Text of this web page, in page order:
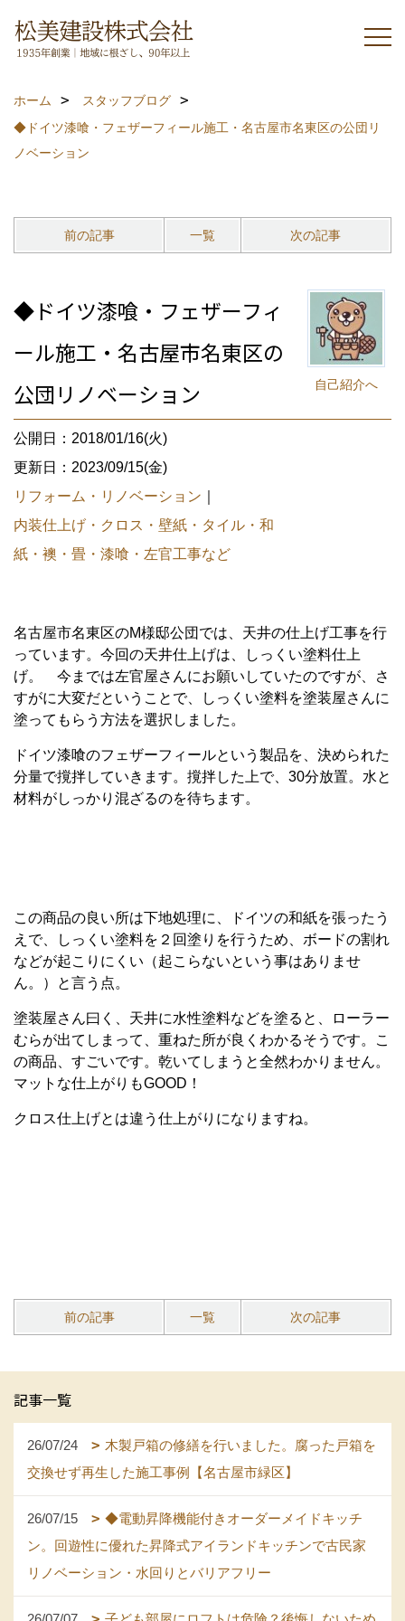
ホーム
スタッフブログ
◆ドイツ漆喰・フェザーフィール施工・名古屋市名東区の公団リ
ノベーション
前の記事 一覧 次の記事
自己紹介へ
◆ドイツ漆喰・フェザーフィ
ール施工・名古屋市名東区の
公団リノベーション
公開日：2018/01/16(火)
更新日：2023/09/15(金)
リフォーム・リノベーション
内装仕上げ・クロス・壁紙・タイル・和
紙・襖・畳・漆喰・左官工事など
名古屋市名東区のM様邸公団では、天井の仕上げ工事を行
っています。今回の天井仕上げは、しっくい塗料仕上
げ。 今までは左官屋さんにお願いしていたのですが、さ
すがに大変だということで、しっくい塗料を塗装屋さんに
塗ってもらう方法を選択しました。
ドイツ漆喰のフェザーフィールという製品を、決められた
分量で撹拌していきます。撹拌した上で、30分放置。水と
材料がしっかり混ざるのを待ちます。
この商品の良い所は下地処理に、ドイツの和紙を張ったう
えで、しっくい塗料を２回塗りを行うため、ボードの割れ
などが起こりにくい（起こらないという事はありませ
ん。）と言う点。
塗装屋さん曰く、天井に水性塗料などを塗ると、ローラー
むらが出てしまって、重ねた所が良くわかるそうです。こ
の商品、すごいです。乾いてしまうと全然わかりません。
マットな仕上がりもGOOD！
クロス仕上げとは違う仕上がりになりますね。
前の記事 一覧 次の記事
記事一覧
26/07/24
木製戸箱の修繕を行いました。腐った戸箱を
交換せず再生した施工事例【名古屋市緑区】
26/07/15
◆電動昇降機能付きオーダーメイドキッチ
ン。回遊性に優れた昇降式アイランドキッチンで古民家
リノベーション・水回りとバリアフリー